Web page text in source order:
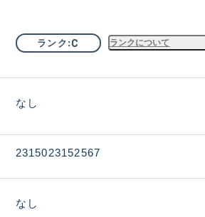
ランク C ランクについて
なし
2315023152567
なし